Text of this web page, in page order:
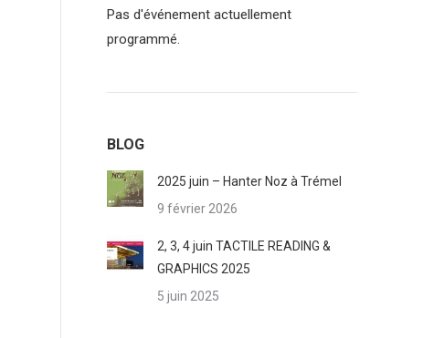
Pas d'événement actuellement
programmé.
BLOG
2025 juin – Hanter Noz à Trémel
9 février 2026
2, 3, 4 juin TACTILE READING &
GRAPHICS 2025
5 juin 2025